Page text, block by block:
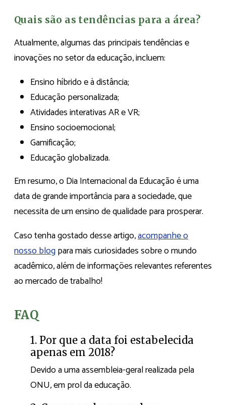
Quais são as tendências para a área?
Atualmente, algumas das principais tendências e
inovações no setor da educação, incluem:
Ensino híbrido e à distância;
Educação personalizada;
Atividades interativas AR e VR;
Ensino socioemocional;
Gamificação;
Educação globalizada.
Em resumo, o Dia Internacional da Educação é uma
data de grande importância para a sociedade, que
necessita de um ensino de qualidade para prosperar.
Caso tenha gostado desse artigo,acompanhe o
nosso blogpara mais curiosidades sobre o mundo
acadêmico, além de informações relevantes referentes
ao mercado de trabalho!
FAQ
1. Por que a data foi estabelecida
apenas em 2018?
Devido a uma assembleia-geral realizada pela
ONU, em prol da educação.